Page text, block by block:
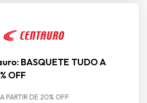
BASQUETE TUDO A
OFF
PARTIR DE 20% OFF